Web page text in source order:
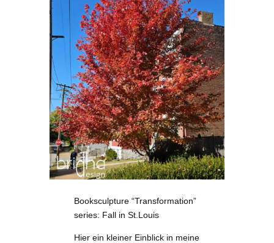
Booksculpture “Transformation”
series: Fall in St.Louis
Hier ein kleiner Einblick in meine